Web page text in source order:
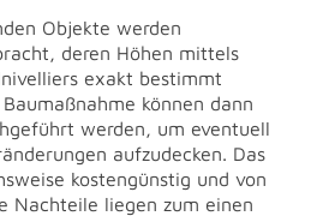
Objekte werden
deren Höhen mittels
exakt bestimmt
können dann
werden, um eventuell
aufzudecken. Das
kostengünstig und von
Nachteile liegen zum einen